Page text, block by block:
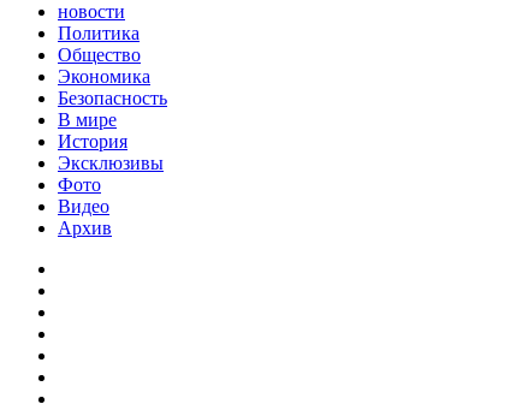
новости
Политика
Общество
Экономика
Безопасность
В мире
История
Эксклюзивы
Фото
Видео
Архив